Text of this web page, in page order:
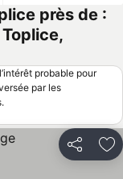
près de :
probable pour
par les
Partager